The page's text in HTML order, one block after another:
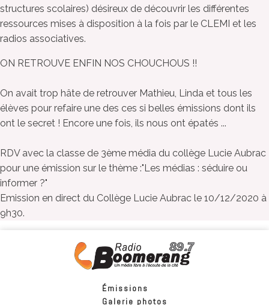
structures scolaires) désireux de découvrir les différentes
ressources mises à disposition à la fois par le CLEMI et les
radios associatives.
ON RETROUVE ENFIN NOS CHOUCHOUS !!
On avait trop hâte de retrouver Mathieu, Linda et tous les
élèves pour refaire une des ces si belles émissions dont ils
ont le secret ! Encore une fois, ils nous ont épatés ...
RDV avec la classe de 3ème média du collège Lucie Aubrac
pour une émission sur le thème :"Les médias : séduire ou
informer ?"
Emission en direct du Collège Lucie Aubrac le 10/12/2020 à
9h30.
Émissions
Galerie photos